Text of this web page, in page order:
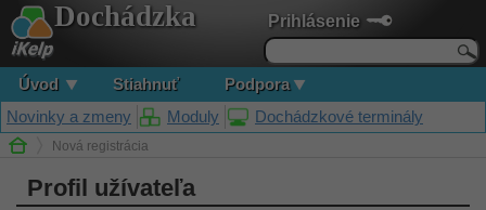
Prihlásenie
Dochádzka
Úvod Stiahnuť
Podpora
Novinky a zmeny
Moduly Dochádzkové terminály
Nová registrácia
Profil užívateľa